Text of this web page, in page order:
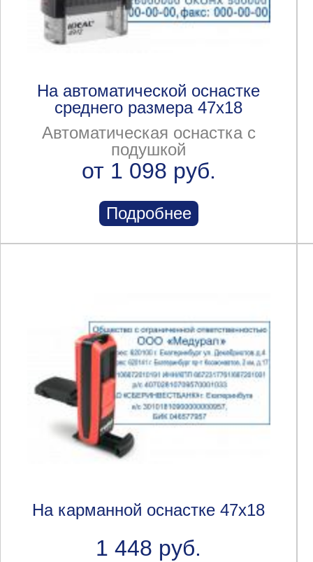
На автоматической оснастке
среднего размера 47x18
Автоматическая оснастка с
подушкой
от 1 098 руб.
Подробнее
На карманной оснастке 47x18
1 448 руб.